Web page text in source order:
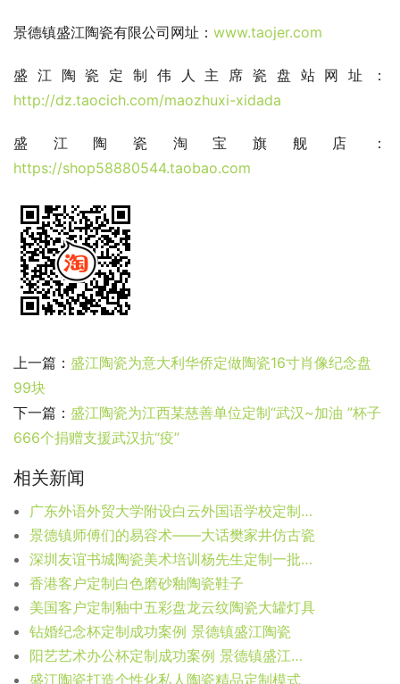
景德镇盛江陶瓷有限公司网址： www.taojer.com
盛江陶瓷定制伟人主席瓷盘站网址：
http://dz.taocich.com/maozhuxi-xidada
盛江陶瓷淘宝旗舰店：
https://shop58880544.taobao.com
上一篇： 盛江陶瓷为意大利华侨定做陶瓷16寸肖像纪念盘
99块
下一篇： 盛江陶瓷为江西某慈善单位定制“武汉~加油 ”杯子
666个捐赠支援武汉抗“疫”
相关新闻
广东外语外贸大学附设白云外国语学校定制《五牛图》大号冬瓜瓶2000个
景德镇师傅们的易容术——大话樊家井仿古瓷
深圳友谊书城陶瓷美术培训杨先生定制一批景德镇青花抽象人脸与写意人物画的将军罐
香港客户定制白色磨砂釉陶瓷鞋子
美国客户定制釉中五彩盘龙云纹陶瓷大罐灯具
钻婚纪念杯定制成功案例 景德镇盛江陶瓷
阳艺艺术办公杯定制成功案例 景德镇盛江陶瓷
盛江陶瓷打造个性化私人陶瓷精品定制模式